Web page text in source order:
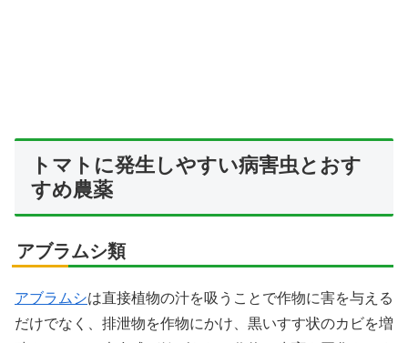
トマトに発生しやすい病害虫とおす
すめ農薬
アブラムシ類
アブラムシは直接植物の汁を吸うことで作物に害を与える
だけでなく、排泄物を作物にかけ、黒いすす状のカビを増